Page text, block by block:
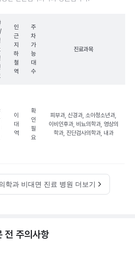
인
근
지
하
철
역
주
차
가
능
대
수
진료과목
이
대
역
확
인
필
요
피부과, 신경과, 소아청소년과,
이비인후과, 비뇨의학과, 영상의
학과, 진단검사의학과, 내과
학과 비대면 진료 병원 더보기
전 주의사항